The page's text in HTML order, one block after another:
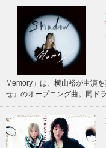
Memory」は、横山裕が主演
せ』のオープニング曲。同ド